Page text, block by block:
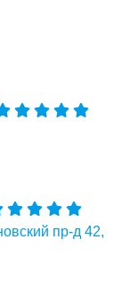
пр-д 42,